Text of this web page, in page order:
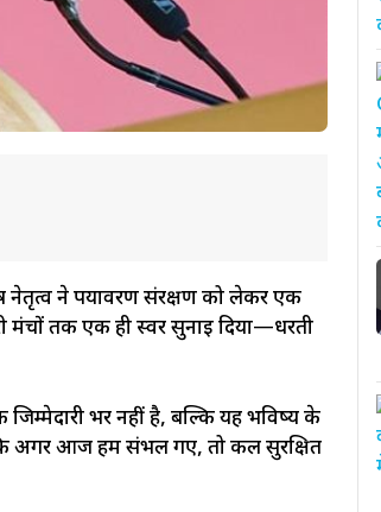
ने पर्यावरण संरक्षण को लेकर एक
मंचों तक एक ही स्वर सुनाई दिया—धरती
भर नहीं है, बल्कि यह भविष्य के
अगर आज हम संभल गए, तो कल सुरक्षित